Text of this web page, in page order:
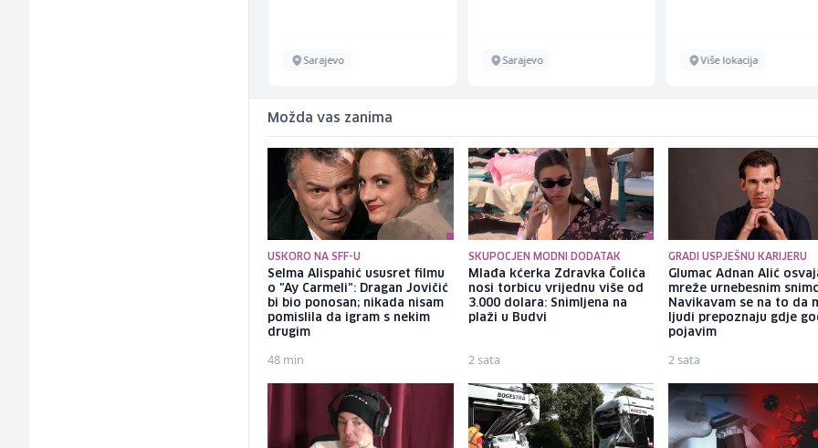
Sarajevo Sarajevo Više lokacija
Možda vas zanima
USKORO NA SFF-U
Selma Alispahić ususret filmu
o "Ay Carmeli": Dragan Jovičić
bi bio ponosan; nikada nisam
pomislila da igram s nekim
drugim
48 min
SKUPOCJEN MODNI DODATAK
Mlađa kćerka Zdravka Čolića
nosi torbicu vrijednu više od
3.000 dolara: Snimljena na
plaži u Budvi
2 sata
GRADI USPJEŠNU KARIJERU
Glumac Adnan Alić
mreže urnebesnim
Navikavam se na to da
ljudi prepoznaju gdje
pojavim
2 sata